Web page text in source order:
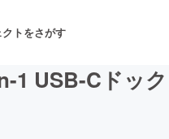
トをさがす
1 USB-Cドック